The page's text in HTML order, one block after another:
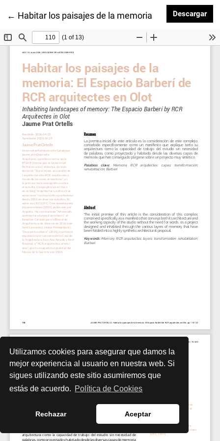
Utilizamos cookies para asegurar que damos la
mejor experiencia al usuario en nuestra web. Si
sigues utilizando este sitio asumiremos que
estás de acuerdo. Política de Cookies
Rechazar Aceptar
← Volver a los detalles del artículo
Habitar los paisajes de la memoria Descargar